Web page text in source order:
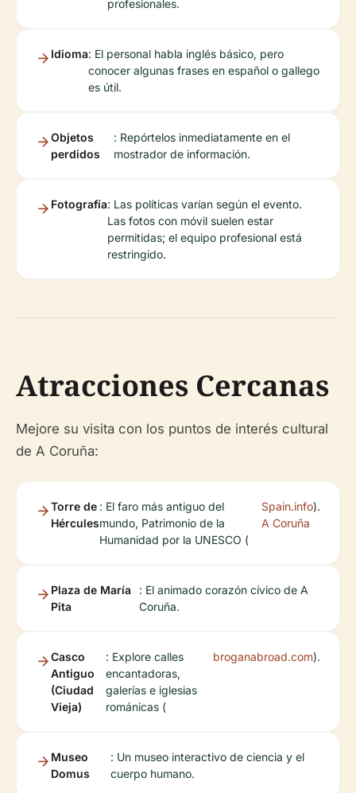
profesionales.
Idioma: El personal habla inglés básico, pero
conocer algunas frases en español o gallego
es útil.
Objetos
perdidos
: Repórtelos inmediatamente en el
mostrador de información.
Fotografía: Las políticas varían según el evento.
Las fotos con móvil suelen estar
permitidas; el equipo profesional está
restringido.
Atracciones Cercanas
Mejore su visita con los puntos de interés cultural
de A Coruña:
Torre de
Hércules
: El faro más antiguo del
mundo, Patrimonio de la
Humanidad por la UNESCO (
Spain.info
A Coruña
).
Plaza de María
Pita
: El animado corazón cívico de A
Coruña.
Casco
Antiguo
(Ciudad
Vieja)
: Explore calles
encantadoras,
galerías e iglesias
románicas (
broganabroad.com).
Museo
Domus
: Un museo interactivo de ciencia y el
cuerpo humano.